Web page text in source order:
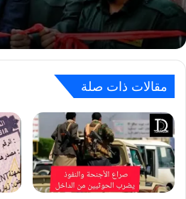
مقالات ذات صلة